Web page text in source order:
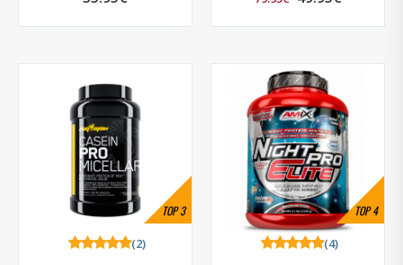
TOP3
(2)
TOP4
(4)